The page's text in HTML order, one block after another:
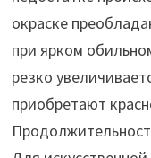
окраске
при ярком
резко
приобретают